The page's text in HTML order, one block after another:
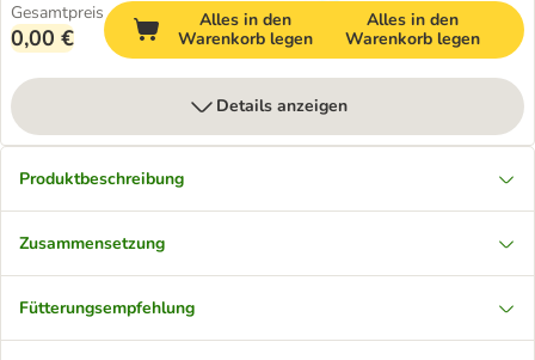
Gesamtpreis
0,00 €
Alles in den
Warenkorb legen
Alles in den
Warenkorb legen
Details anzeigen
Produktbeschreibung
Zusammensetzung
Fütterungsempfehlung